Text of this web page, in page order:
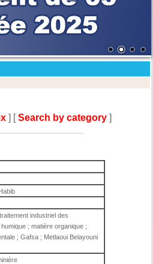
] [Search by category ]
industriel des
; matière organique ;
; Gafsa ; Metlaoui Belayouni